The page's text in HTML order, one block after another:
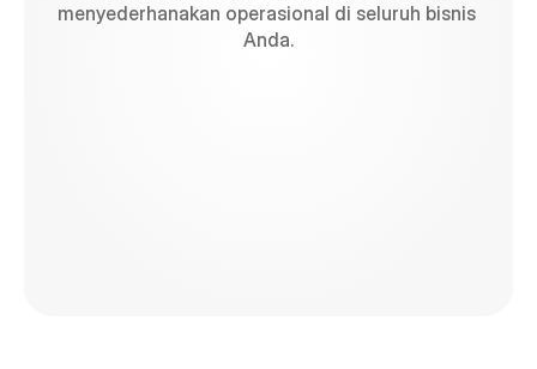
menyederhanakan operasional di seluruh bisnis
Anda.